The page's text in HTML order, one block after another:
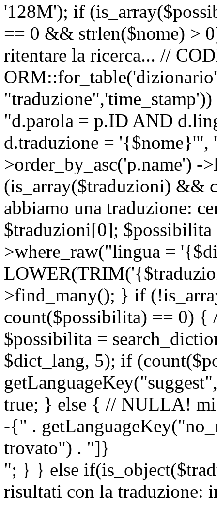
'128M'); if
== 0 && strlen($nome) >
ritentare la ricerca... //
"d.parola = p.ID AND
d.traduzione = '{$nome}'",
>order_by_asc('p.name')
(is_array($traduzioni) &&
abbiamo una traduzione:
$traduzioni[0];
>where_raw("lingua =
>find_many(); } if
count($possibilita) == 0) {
$possibilita =
$dict_lang, 5); if
true; } else { // NULLA! mi
-{" .
trovato") . "]}
"; } } else
risultati con la traduzione: